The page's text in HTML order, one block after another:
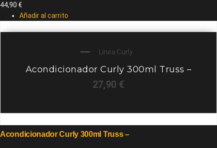
44,90€
Añadir al carrito
Línea Curly
Acondicionador Curly 300ml Truss –
27,90 €
Acondicionador Curly 300ml Truss –